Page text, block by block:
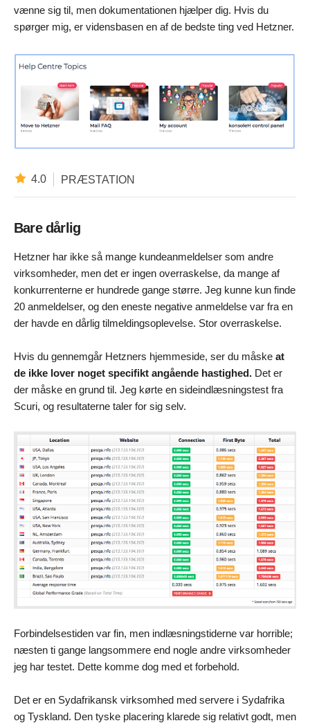
vænne sig til, men dokumentationen hjælper dig. Hvis du
spørger mig, er vidensbasen en af de bedste ting ved Hetzner.
4.0 PRÆSTATION
Bare dårlig
Hetzner har ikke så mange kundeanmeldelser som andre
virksomheder, men det er ingen overraskelse, da mange af
konkurrenterne er hundrede gange større. Jeg kunne kun finde
20 anmeldelser, og den eneste negative anmeldelse var fra en
der havde en dårlig tilmeldingsoplevelse. Stor overraskelse.
Hvis du gennemgår Hetzners hjemmeside, ser du måske at
de ikke lover noget specifikt angående hastighed. Det er
der måske en grund til. Jeg kørte en sideindlæsningstest fra
Scuri, og resultaterne taler for sig selv.
Forbindelsestiden var fin, men indlæsningstiderne var horrible;
næsten ti gange langsommere end nogle andre virksomheder
jeg har testet. Dette komme dog med et forbehold.
Det er en Sydafrikansk virksomhed med servere i Sydafrika
og Tyskland. Den tyske placering klarede sig relativt godt, men